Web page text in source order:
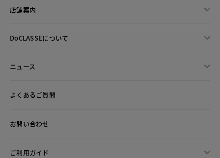
店舗案内
DoCLASSEについて
ニュース
よくあるご質問
お問い合わせ
ご利用ガイド